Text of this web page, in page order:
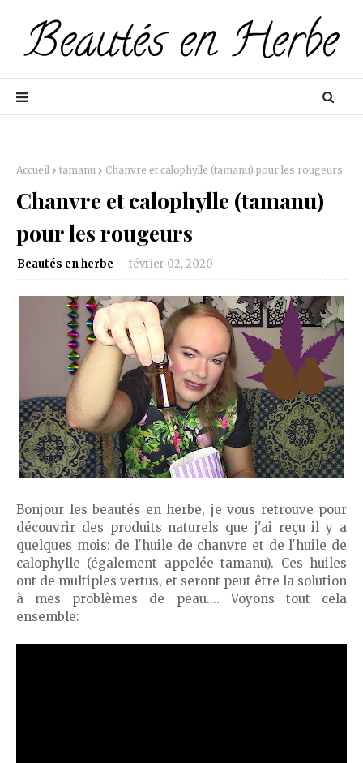
Accueil tamanu Chanvre et calophylle (tamanu) pour les rougeurs
Chanvre et calophylle (tamanu)
pour les rougeurs
Beautés en herbe février 02, 2020
Bonjour les beautés en herbe, je vous retrouve pour
découvrir des produits naturels que j'ai reçu il y a
quelques mois: de l'huile de chanvre et de l'huile de
calophylle (également appelée tamanu). Ces huiles
ont de multiples vertus, et seront peut être la solution
à mes problèmes de peau.... Voyons tout cela
ensemble: